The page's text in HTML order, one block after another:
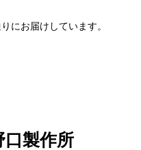
にお届けしています。
口製作所